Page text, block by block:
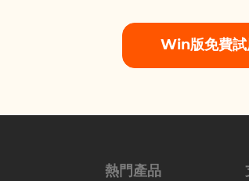
Win版免費試
熱門產品